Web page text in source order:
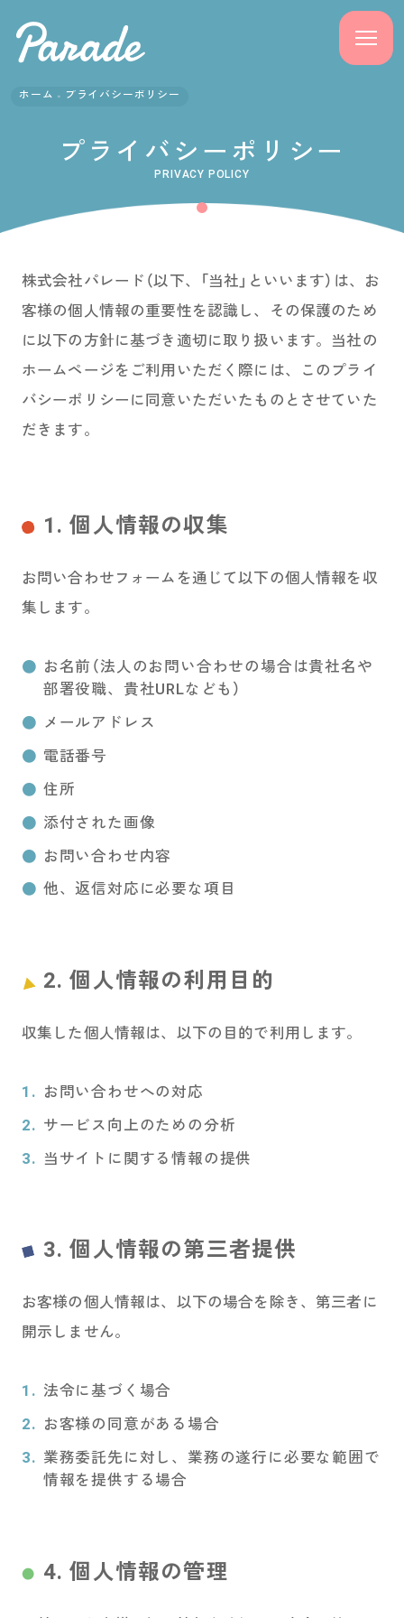
ニュース
よくある質問
採用情報
サポート
お問い合わせ
PRIZE 公式 Instagram
ホーム プライバシーポリシー
プライバシーポリシー
PRIVACY POLICY
株式会社パレード（以下、「当社」といいます）は、お
客様の個人情報の重要性を認識し、その保護のため
に以下の方針に基づき適切に取り扱います。当社の
ホームページをご利用いただく際には、このプライ
バシーポリシーに同意いただいたものとさせていた
だきます。
1. 個人情報の収集
お問い合わせフォームを通じて以下の個人情報を収
集します。
お名前（法人のお問い合わせの場合は貴社名や
部署役職、貴社URLなども）
メールアドレス
電話番号
住所
添付された画像
お問い合わせ内容
他、返信対応に必要な項目
2. 個人情報の利用目的
収集した個人情報は、以下の目的で利用します。
お問い合わせへの対応
サービス向上のための分析
当サイトに関する情報の提供
3. 個人情報の第三者提供
お客様の個人情報は、以下の場合を除き、第三者に
開示しません。
法令に基づく場合
お客様の同意がある場合
業務委託先に対し、業務の遂行に必要な範囲で
情報を提供する場合
4. 個人情報の管理